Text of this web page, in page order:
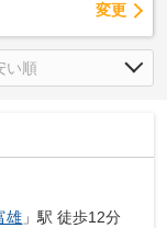
変更
雄 」駅 徒歩12分